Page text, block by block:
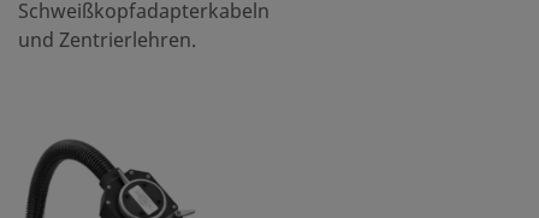
Schweißkopfadapterkabeln
und Zentrierlehren.